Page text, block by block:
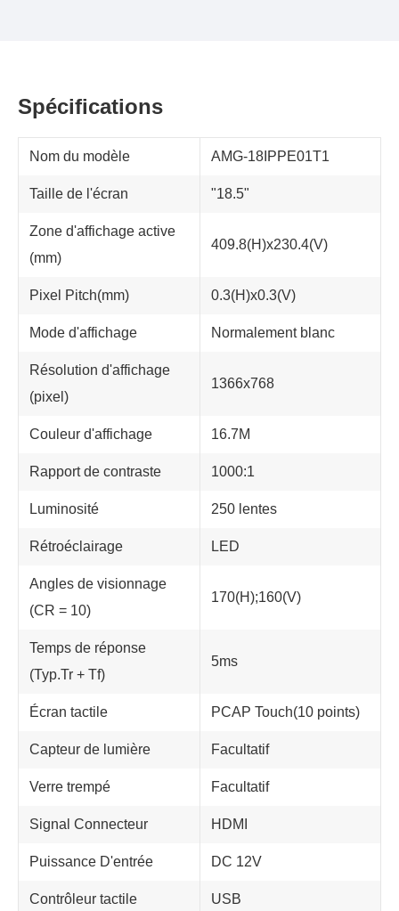
Spécifications
Nom du modèle AMG-18IPPE01T1
Taille de l'écran "18.5"
Zone d'affichage active
(mm)
409.8(H)x230.4(V)
Pixel Pitch(mm) 0.3(H)x0.3(V)
Mode d'affichage Normalement blanc
Résolution d'affichage
(pixel)
1366x768
Couleur d'affichage 16.7M
Rapport de contraste 1000:1
Luminosité 250 lentes
Rétroéclairage LED
Angles de visionnage
(CR = 10)
170(H);160(V)
Temps de réponse
(Typ.Tr + Tf)
5ms
Écran tactile PCAP Touch(10 points)
Capteur de lumière Facultatif
Verre trempé Facultatif
Signal Connecteur HDMI
Puissance D'entrée DC 12V
Contrôleur tactile USB